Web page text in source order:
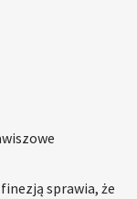
sprawia, że